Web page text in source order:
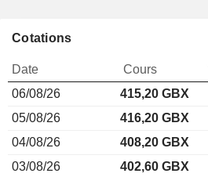
Cotations
Date Cours
06/08/26
415,20 GBX
05/08/26
416,20 GBX
04/08/26
408,20 GBX
03/08/26
402,60 GBX